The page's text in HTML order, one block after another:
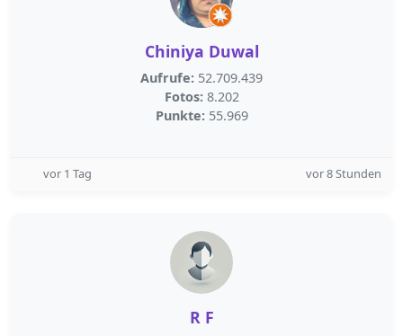
Chiniya Duwal
Aufrufe: 52.709.439
Fotos: 8.202
Punkte: 55.969
vor 1 Tag vor 8 Stunden
R F